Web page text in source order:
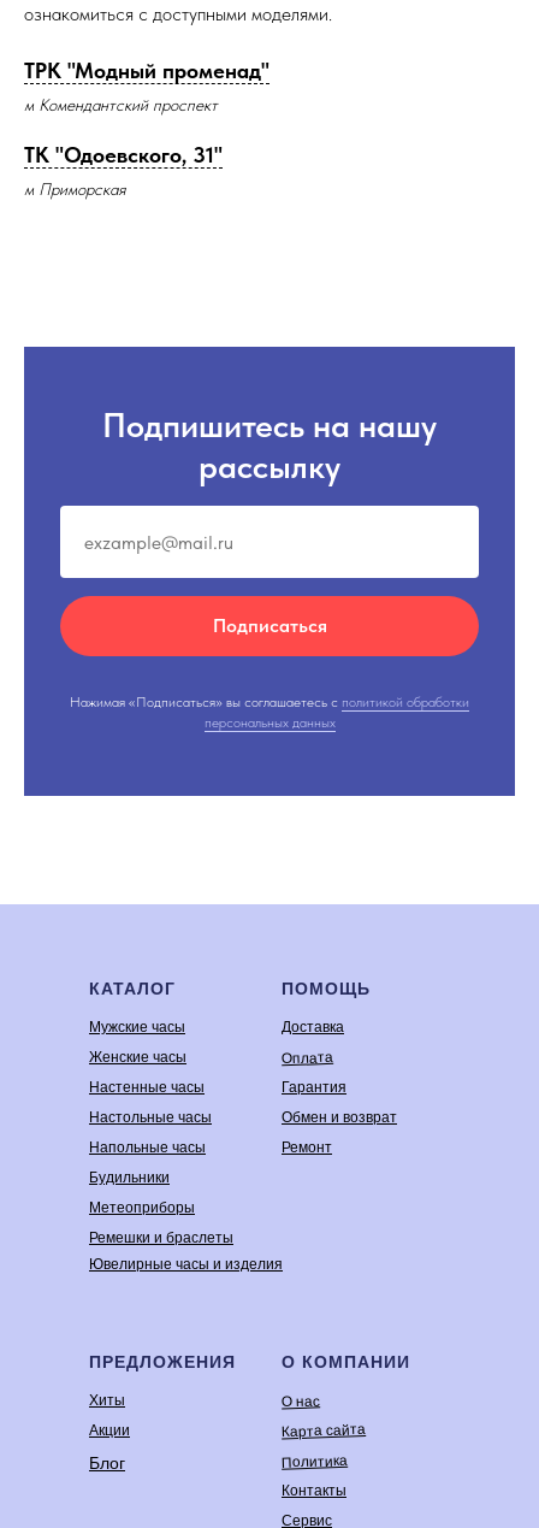
ознакомиться с доступными моделями.
ТРК "Модный променад"
м Комендантский проспект
ТК "Одоевского, 31"
м Приморская
Подпишитесь на нашу
рассылку
Подписаться
Нажимая «Подписаться» вы соглашаетесь с политикой обработки
персональных данных
КАТАЛОГ
Мужские часы
Женские часы
Настенные часы
Настольные часы
Напольные часы
Будильники
Метеоприборы
Ремешки и браслеты
Ювелирные часы и изделия
ПРЕДЛОЖЕНИЯ
Хиты
Акции
Блог
ПОМОЩЬ
Доставка
Оплата
Гарантия
Обмен и возврат
Ремонт
О КОМПАНИИ
О нас
Карта сайта
Политика
Контакты
Сервис